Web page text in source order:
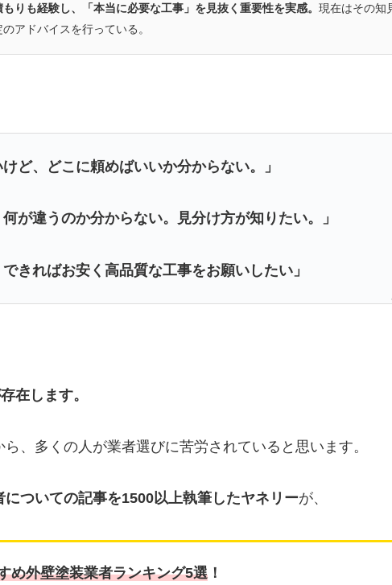
りも経験し、「本当に必要な工事」を見抜く重要性を実感。 現在はその知
アドバイスを行っている。
ど、どこに頼めばいいか分からない。」
が違うのか分からない。見分け方が知りたい。」
きればお安く高品質な工事をお願いしたい」
在します。
ら、多くの人が業者選びに苦労されていると思います。
ついての記事を1500以上執筆したヤネリーが、
め外壁塗装業者ランキング5選 ！